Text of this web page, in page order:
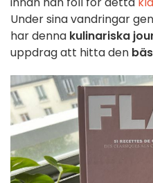
Under sina vandringar
har denna kulinariska
uppdrag att hitta den